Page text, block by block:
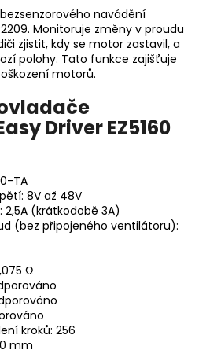
navádění
Monitoruje změny v proudu
zjistit, kdy se motor zastavil, a
polohy. Tato funkce zajišťuje
motorů.
Driver EZ5160
TA
8V až 48V
(krátkodobě 3A)
(bez připojeného ventilátoru):
Ω
kroků: 256
mm